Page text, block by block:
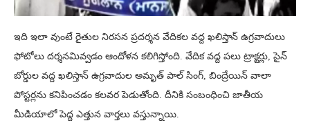
ఇది ఇలా వుంటే రైతుల నిరసన ప్రదర్శన వేదికల వద్ద ఖలిస్తాన్ ఉగ్రవాదులు
ఫోటోలు దర్శనమివ్వడం ఆందోళన కలిగిస్తోంది. వేదిక వద్ద పలు ట్రాక్టర్లు, సైన్
బోర్డుల వద్ద ఖలిస్తాన్ ఉగ్రవాదుల అమృత్ పాల్ సింగ్, బింద్రేయిన్ వాలా
పోస్టర్లను కనిపించడం కలవర పెడుతోంది. దీనికి సంబంధించి జాతీయ
మీడియాలో పెద్ద ఎత్తున వార్తలు వస్తున్నాయి.